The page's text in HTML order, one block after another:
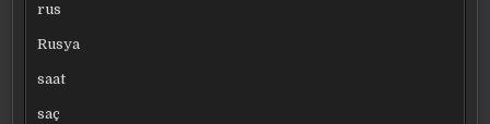
rus
Rusya
saat
saç